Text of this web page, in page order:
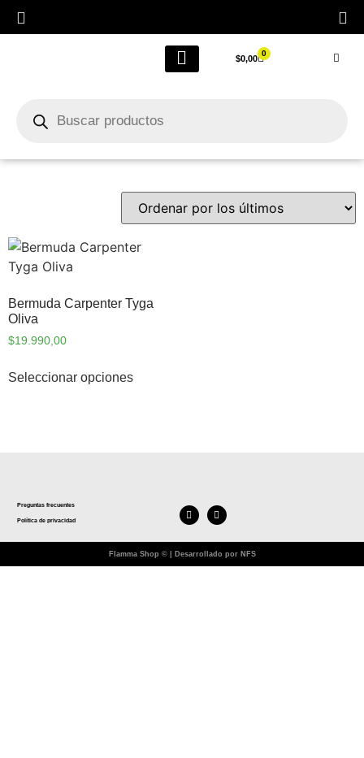
$0,00 0
Bermuda Carpenter Tyga
Oliva
$19.990,00
Seleccionar opciones
Preguntas frecuentes
Política de privacidad
Flamma Shop © | Desarrollado por NFS